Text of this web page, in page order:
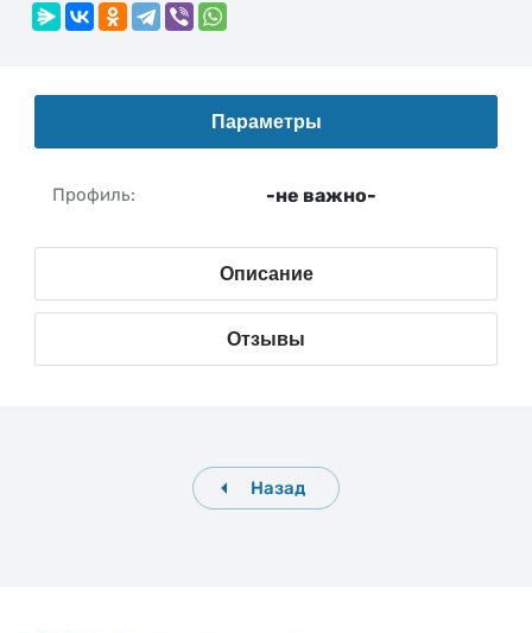
Параметры
Профиль -не важно-
Описание
Отзывы
Назад